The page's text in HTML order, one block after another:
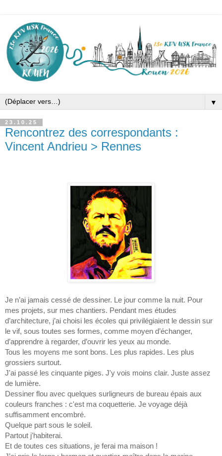
▼
23.10.25
Rencontrez des correspondants :
Vincent Andrieu > Rennes
Je n’ai jamais cessé de dessiner. Le jour comme la nuit. Pour
mes projets, sur mes chantiers. Pendant mes études
d’architecture, j’ai choisi les écoles qui privilégiaient le dessin sur
le vif, sous toutes ses formes, comme moyen d’échanger,
d’apprendre à regarder, d’ouvrir les yeux au monde.
Tous les moyens me sont bons. Les plus rapides. Les plus
grossiers surtout.
J'ai passé les cinquante piges. J'y vois moins clair. Juste assez
de lumière.
Dessiner flou avec quelques surligneurs de bureau épais aux
couleurs franches : c'est ma coquetterie. Je voyage déjà
suffisamment encombré.
Quelque part sous le soleil.
Partout j'habiterai.
Et de toutes ces situations, je ferai ma maison !